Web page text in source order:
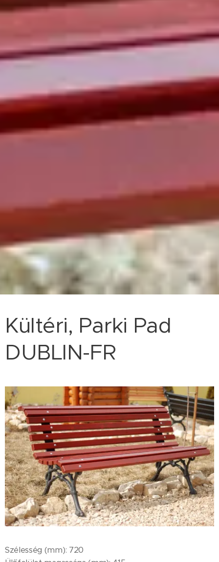
Kültéri, Parki Pad
DUBLIN-FR
Szélesség (mm): 720